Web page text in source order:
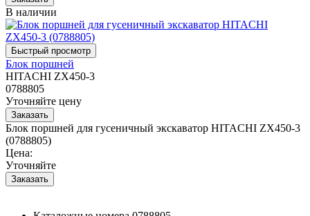
В наличии
Блок поршней
HITACHI ZX450-3
0788805
Уточняйте цену
Блок поршней для гусеничный экскаватор HITACHI ZX450-3
(0788805)
Цена:
Уточняйте